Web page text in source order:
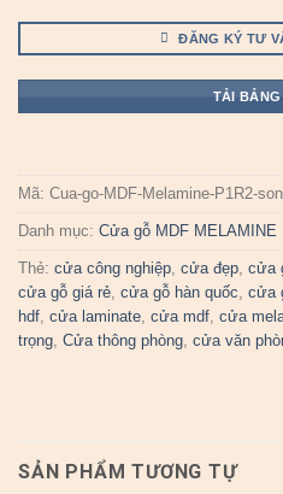
ĐĂNG KÝ TƯ
TẢI BẢNG
Mã: Cua-go-MDF-Melamine-P1R2-
Danh mục: Cửa gỗ MDF MELAMINE
Thẻ: cửa công nghiệp, cửa đẹp, cửa
cửa gỗ giá rẻ, cửa gỗ hàn quốc, cửa
hdf, cửa laminate, cửa mdf, cửa
trọng, Cửa thông phòng, cửa văn
SẢN PHẨM TƯƠNG TỰ